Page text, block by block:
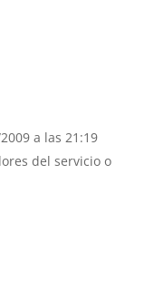
a las 21:19
del servicio o